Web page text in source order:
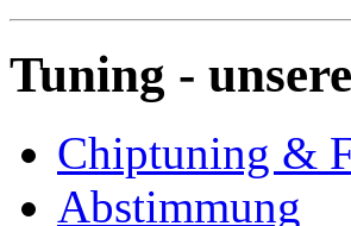
Tuning -
Chiptuning &
Abstimmung